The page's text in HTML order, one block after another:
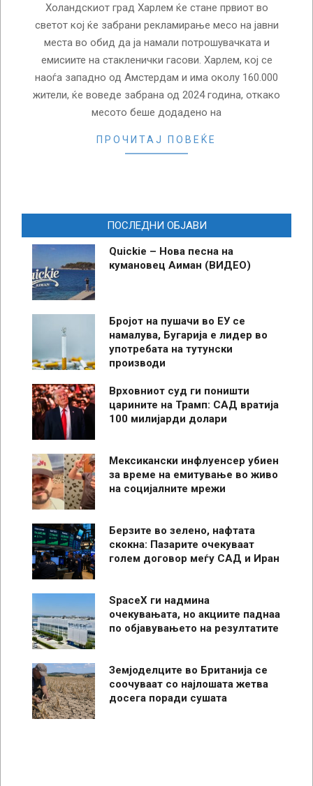
Холандскиот град Харлем ќе стане првиот во
светот кој ќе забрани рекламирање месо на јавни
места во обид да ја намали потрошувачката и
емисиите на стакленички гасови. Харлем, кој се
наоѓа западно од Амстердам и има околу 160.000
жители, ќе воведе забрана од 2024 година, откако
месото беше додадено на
ПРОЧИТАЈ ПОВЕЌЕ
ПОСЛЕДНИ ОБЈАВИ
Quickie – Нова песна на
кумановец Аиман (ВИДЕО)
Бројот на пушачи во ЕУ се
намалува, Бугарија е лидер во
употребата на тутунски
производи
Врховниот суд ги поништи
царините на Трамп: САД вратија
100 милијарди долари
Мексикански инфлуенсер убиен
за време на емитување во живо
на социјалните мрежи
Берзите во зелено, нафтата
скокна: Пазарите очекуваат
голем договор меѓу САД и Иран
SpaceX ги надмина
очекувањата, но акциите паднаа
по објавувањето на резултатите
Земјоделците во Британија се
соочуваат со најлошата жетва
досега поради сушата